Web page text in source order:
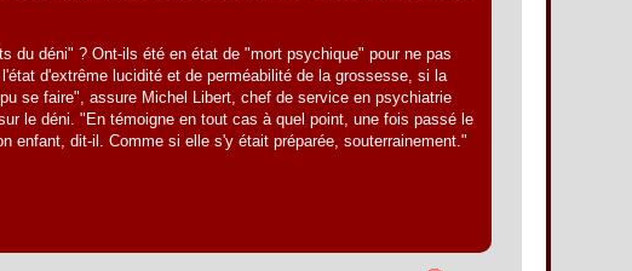
du déni" ? Ont-ils été en état de "mort psychique" pour ne pas
d'extrême lucidité et de perméabilité de la grossesse, si la
se faire", assure Michel Libert, chef de service en psychiatrie
le déni. "En témoigne en tout cas à quel point, une fois passé le
enfant, dit-il. Comme si elle s'y était préparée, souterrainement."